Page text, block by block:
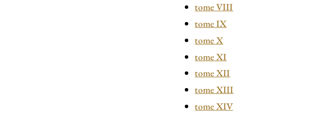
tome VIII
tome IX
tome X
tome XI
tome XII
tome XIII
tome XIV